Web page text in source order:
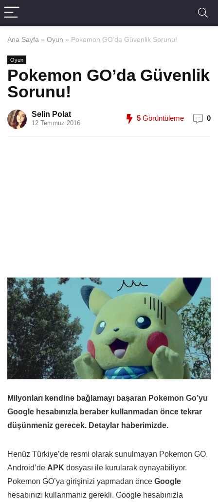
Ana Sayfa » Oyun » Pokemon GO’da Güvenlik Sorunu!
Oyun
Pokemon GO’da Güvenlik
Sorunu!
Selin Polat
12 Temmuz 2016
5 Görüntüleme 0
Milyonları kendine bağlamayı başaran Pokemon Go’yu
Google hesabınızla beraber kullanmadan önce tekrar
düşünmeniz gerecek. Detaylar haberimizde.
Henüz Türkiye’de resmi olarak sunulmayan Pokemon GO,
Android’de APK dosyası ile kurularak oynayabiliyor.
Pokemon GO’ya girişinizi yapmadan önce Google
hesabınızı kullanmanız gerekli. Google hesabınızla